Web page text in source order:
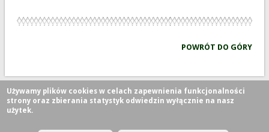
POWRÓT DO GÓRY
Używamy plików cookies w celach zapewnienia funkcjonalności
strony oraz zbierania statystyk odwiedzin wyłącznie na nasz
użytek.